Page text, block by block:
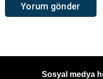
Sosyal medya